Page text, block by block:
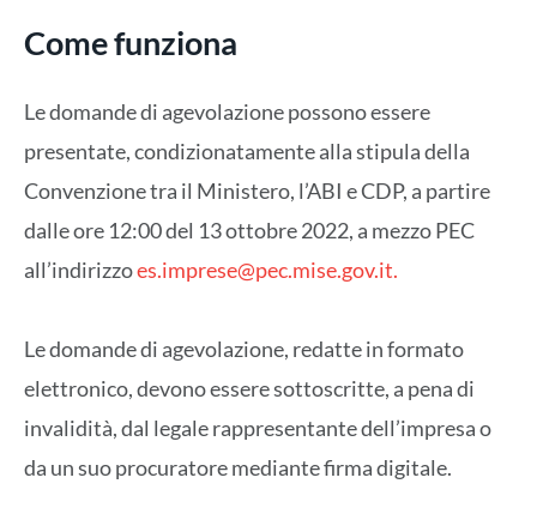
Come funziona
Le domande di agevolazione possono essere
presentate, condizionatamente alla stipula della
Convenzione tra il Ministero, l’ABI e CDP, a partire
dalle ore 12:00 del 13 ottobre 2022, a mezzo PEC
all’indirizzoes.imprese@pec.mise.gov.it.
Le domande di agevolazione, redatte in formato
elettronico, devono essere sottoscritte, a pena di
invalidità, dal legale rappresentante dell’impresa o
da un suo procuratore mediante firma digitale.